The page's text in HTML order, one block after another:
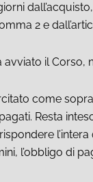
2 e
avviato il
come
Resta
l’obbligo di